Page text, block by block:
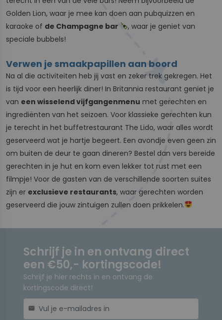
Golden Lion, waar je mee kan doen aan pubquizzen en
karaoke of de Champagne bar
, waar je geniet van
speciale bubbels!
Verwen je smaakpapillen aan boord
Na al die activiteiten heb jij vast en zeker trek gekregen. Het
is tijd voor een heerlijk diner! In Britannia restaurant geniet je
van een wisselend vijfgangenmenu met gerechten en
ingrediënten van het seizoen. Voor klassieke gerechten kun
je terecht in het buffetrestaurant The Lido, waar alles wordt
geserveerd wat je hartje begeert. Een avondje even geen zin
om buiten de deur te gaan dineren? Bestel dan vers bereide
gerechten in je hut en kom even lekker tot rust met een
filmpje! Voor de gasten van de verschillende soorten suites
zijn er exclusieve restaurants, waar gerechten worden
geserveerd die jouw zintuigen zullen doen prikkelen.
Schrijf je in en ontvang direct
een €50,- kortingscode!
Schrijf je hier rechts in en ontvang de
kortingscode direct!
mail